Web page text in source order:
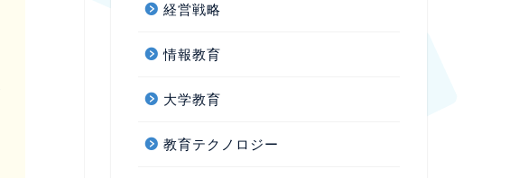
経営戦略
情報教育
大学教育
教育テクノロジー